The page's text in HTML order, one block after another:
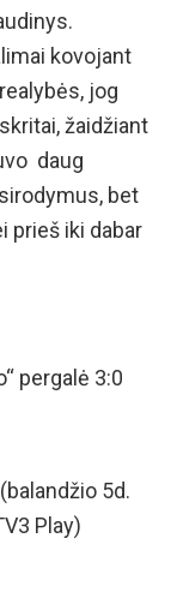
kovojant
jog
žaidžiant
daug
bet
prieš iki dabar
pergalė 3:0
(balandžio 5d.
Play)